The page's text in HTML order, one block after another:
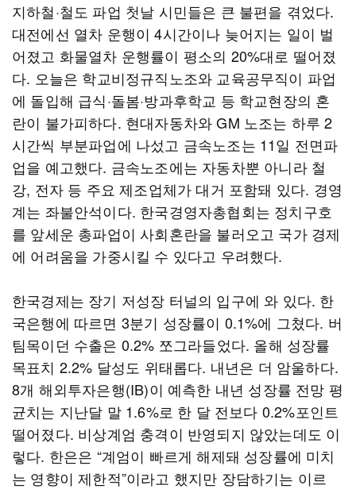
지하철·철도 파업 첫날 시민들은 큰 불편을 겪었다.
대전에선 열차 운행이 4시간이나 늦어지는 일이 벌
어졌고 화물열차 운행률이 평소의 20%대로 떨어졌
다. 오늘은 학교비정규직노조와 교육공무직이 파업
에 돌입해 급식·돌봄·방과후학교 등 학교현장의 혼
란이 불가피하다. 현대자동차와 GM 노조는 하루 2
시간씩 부분파업에 나섰고 금속노조는 11일 전면파
업을 예고했다. 금속노조에는 자동차뿐 아니라 철
강, 전자 등 주요 제조업체가 대거 포함돼 있다. 경영
계는 좌불안석이다. 한국경영자총협회는 정치구호
를 앞세운 총파업이 사회혼란을 불러오고 국가 경제
에 어려움을 가중시킬 수 있다고 우려했다.
한국경제는 장기 저성장 터널의 입구에 와 있다. 한
국은행에 따르면 3분기 성장률이 0.1%에 그쳤다. 버
팀목이던 수출은 0.2% 쪼그라들었다. 올해 성장률
목표치 2.2% 달성도 위태롭다. 내년은 더 암울하다.
8개 해외투자은행(IB)이 예측한 내년 성장률 전망 평
균치는 지난달 말 1.6%로 한 달 전보다 0.2%포인트
떨어졌다. 비상계엄 충격이 반영되지 않았는데도 이
렇다. 한은은 “계엄이 빠르게 해제돼 성장률에 미치
는 영향이 제한적”이라고 했지만 장담하기는 이르